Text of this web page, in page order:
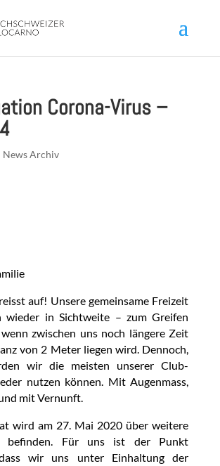
Corona-Virus –
News Archiv
auf! Unsere gemeinsame Freizeit
wieder in Sichtweite – zum Greifen
zwischen uns noch längere Zeit
von 2 Meter liegen wird. Dennoch,
wir die meisten unserer Club-
nutzen können. Mit Augenmass,
mit Vernunft.
wird am 27. Mai 2020 über weitere
befinden. Für uns ist der Punkt
wir uns unter Einhaltung der